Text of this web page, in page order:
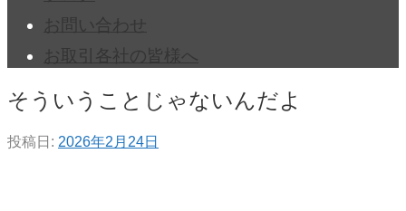
お問い合わせ
お取引各社の皆様へ
そういうことじゃないんだよ
投稿日: 2026年2月24日